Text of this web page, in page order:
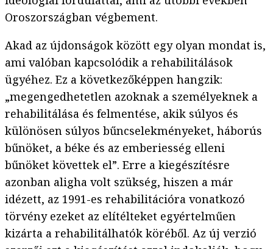
Oroszországban végbement.
Akad az újdonságok között egy olyan mondat is,
ami valóban kapcsolódik a rehabilitálások
ügyéhez. Ez a következőképpen hangzik:
„megengedhetetlen azoknak a személyeknek a
rehabilitálása és felmentése, akik súlyos és
különösen súlyos bűncselekményeket, háborús
bűnöket, a béke és az emberiesség elleni
bűnöket követtek el”. Erre a kiegészítésre
azonban aligha volt szükség, hiszen a már
idézett, az 1991-es rehabilitációra vonatkozó
törvény ezeket az elítélteket egyértelműen
kizárta a rehabilitálhatók köréből. Az új verzió